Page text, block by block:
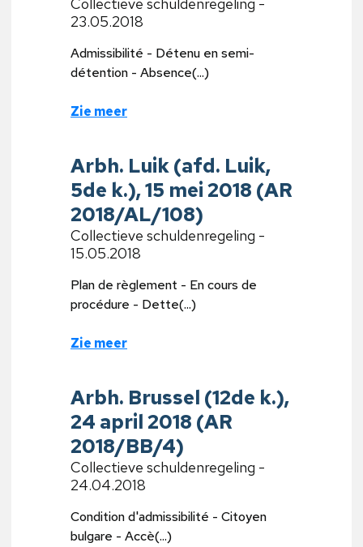
23.05.2018
Admissibilité - Détenu en semi-
détention - Absence(...)
Zie meer
Arbh. Luik (afd. Luik,
5de k.), 15 mei 2018 (AR
2018/AL/108)
Collectieve schuldenregeling -
15.05.2018
Plan de règlement - En cours de
procédure - Dette(...)
Zie meer
Arbh. Brussel (12de k.),
24 april 2018 (AR
2018/BB/4)
Collectieve schuldenregeling -
24.04.2018
Condition d'admissibilité - Citoyen
bulgare - Accè(...)